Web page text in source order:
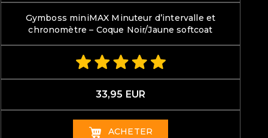
Gymboss miniMAX Minuteur d’intervalle et
chronomètre – Coque Noir/Jaune softcoat
33,95 EUR
ACHETER